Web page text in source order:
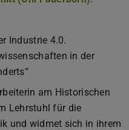
Industrie 4.0.
in der
am Historischen
Lehrstuhl für die
und widmet sich in ihrem